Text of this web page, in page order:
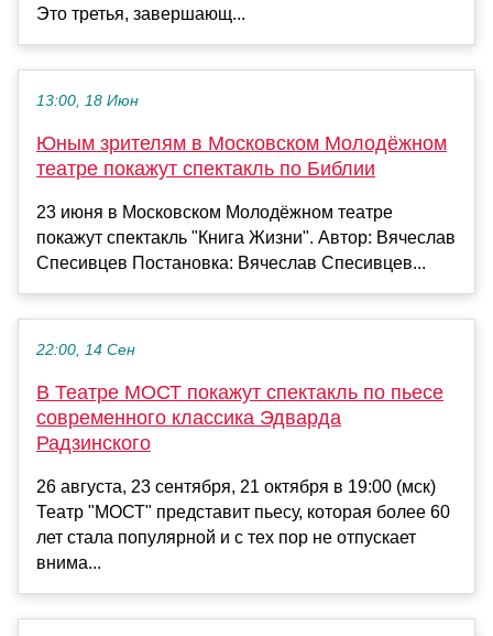
Это третья, завершающ...
13:00, 18 Июн
Юным зрителям в Московском Молодёжном
театре покажут спектакль по Библии
23 июня в Московском Молодёжном театре
покажут спектакль "Книга Жизни". Автор: Вячеслав
Спесивцев Постановка: Вячеслав Спесивцев...
22:00, 14 Сен
В Театре МОСТ покажут спектакль по пьесе
современного классика Эдварда
Радзинского
26 августа, 23 сентября, 21 октября в 19:00 (мск)
Театр "МОСТ" представит пьесу, которая более 60
лет стала популярной и с тех пор не отпускает
внима...